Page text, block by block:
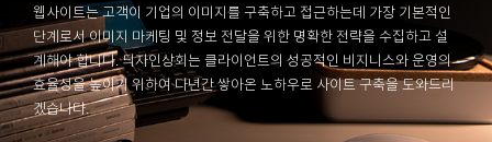
웹사이트는 고객이 기업의 이미지를 구축하고 접근하는데 가장 기본적인
단계로서 이미지 마케팅 및 정보 전달을 위한 명확한 전략을 수집하고 설
계해야 합니다. 듸자인상회는 클라이언트의 성공적인 비지니스와 운영의
효율성을 높이기 위하여 다년간 쌓아온 노하우로 사이트 구축을 도와드리
겠습니다.